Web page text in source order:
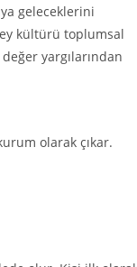
geleceklerini
kültürü toplumsal
yargılarından
olarak çıkar.